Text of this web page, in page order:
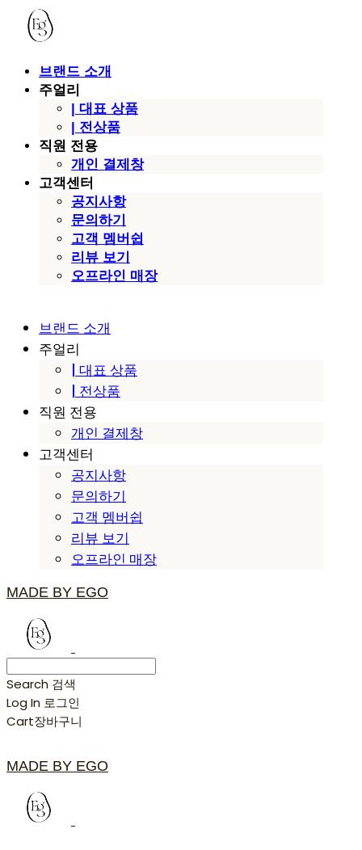
브랜드 소개
주얼리
| 대표 상품
| 전상품
직원 전용
개인 결제창
고객센터
공지사항
문의하기
고객 멤버쉽
리뷰 보기
오프라인 매장
브랜드 소개
주얼리
| 대표 상품
| 전상품
직원 전용
개인 결제창
고객센터
공지사항
문의하기
고객 멤버쉽
리뷰 보기
오프라인 매장
MADE BY EGO
Search 검색
Log In 로그인
Cart장바구니
MADE BY EGO